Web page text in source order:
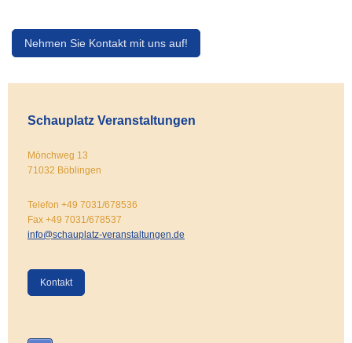
Nehmen Sie Kontakt mit uns auf!
Schauplatz Veranstaltungen
Mönchweg 13
71032 Böblingen
Telefon +49 7031/678536
Fax +49 7031/678537
info@schauplatz-veranstaltungen.de
Kontakt